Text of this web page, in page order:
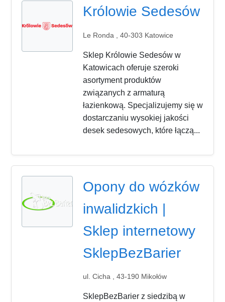
Królowie Sedesów
Le Ronda , 40-303 Katowice
Sklep Królowie Sedesów w
Katowicach oferuje szeroki
asortyment produktów
związanych z armaturą
łazienkową. Specjalizujemy się w
dostarczaniu wysokiej jakości
desek sedesowych, które łączą...
Opony do wózków
inwalidzkich |
Sklep internetowy
SklepBezBarier
ul. Cicha , 43-190 Mikołów
SklepBezBarier z siedzibą w